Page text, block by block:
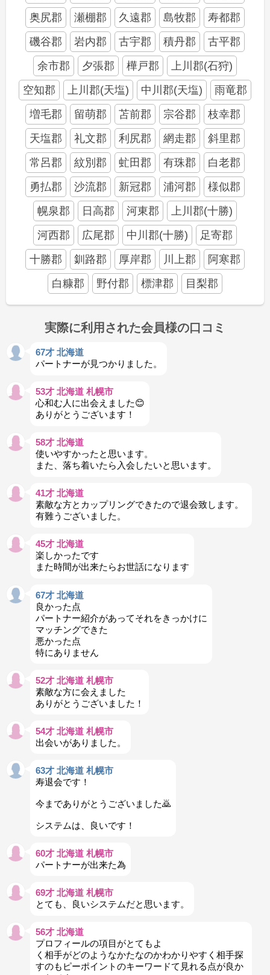
奥尻郡
瀬棚郡 久遠郡 島牧郡
寿都郡
磯谷郡
岩内郡 古宇郡 積丹郡
古平郡
余市郡
夕張郡 樺戸郡
上川郡(石狩)
空知郡
上川郡(天塩) 中川郡(天塩)
雨竜郡
増毛郡
留萌郡 苫前郡 宗谷郡
枝幸郡
天塩郡
礼文郡 利尻郡 網走郡
斜里郡
常呂郡
紋別郡 虻田郡 有珠郡
白老郡
勇払郡
沙流郡 新冠郡 浦河郡
様似郡
幌泉郡
日高郡 河東郡
上川郡(十勝)
河西郡
広尾郡 中川郡(十勝)
足寄郡
十勝郡
釧路郡 厚岸郡 川上郡
阿寒郡
白糠郡
野付郡 標津郡 目梨郡
実際に利用された会員様の口コミ
67才 北海道
パートナーが見つかりました。
53才 北海道 札幌市
心和む人に出会えました😊
ありがとうございます！
58才 北海道
使いやすかったと思います。
また、落ち着いたら入会したいと思います。
41才 北海道
素敵な方とカップリングできたので退会致します。
有難うございました。
45才 北海道
楽しかったです
また時間が出来たらお世話になります
67才 北海道
良かった点
パートナー紹介があってそれをきっかけに
マッチングできた
悪かった点
特にありません
52才 北海道 札幌市
素敵な方に会えました
ありがとうございました！
54才 北海道 札幌市
出会いがありました。
63才 北海道 札幌市
寿退会です！
今までありがとうございました🙇
システムは、良いです！
60才 北海道 札幌市
パートナーが出来た為
69才 北海道 札幌市
とても、良いシステムだと思います。
56才 北海道
プロフィールの項目がとてもよ
く相手がどのようなかたなのかわかりやすく相手探
すのもピーポイントのキーワードて見れる点が良か